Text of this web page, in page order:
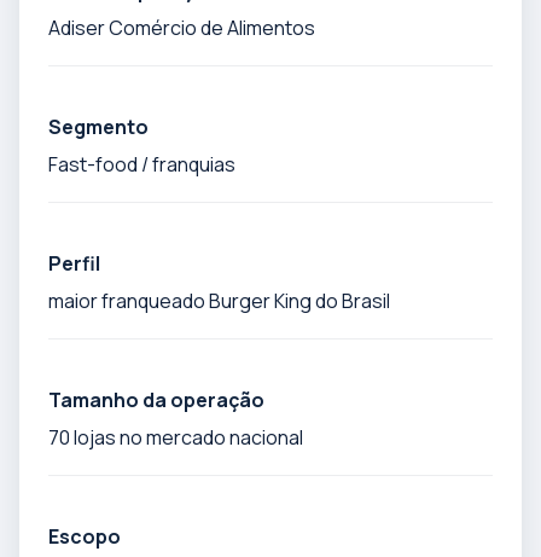
Adiser Comércio de Alimentos
Segmento
Fast-food / franquias
Perfil
maior franqueado Burger King do Brasil
Tamanho da operação
70 lojas no mercado nacional
Escopo